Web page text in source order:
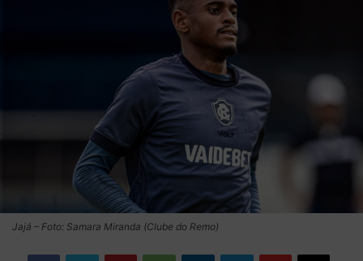
Jajá – Foto: Samara Miranda (Clube do Remo)